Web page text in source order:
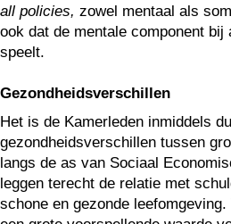
all policies, zowel mentaal als
ook dat de mentale component bij
speelt.
Gezondheidsverschillen
Het is de Kamerleden inmiddels
gezondheidsverschillen tussen
langs de as van Sociaal
leggen terecht de relatie met
schone en gezonde